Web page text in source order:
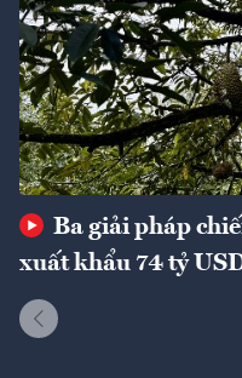
Ba giải pháp
xuất khẩu 74 tỷ